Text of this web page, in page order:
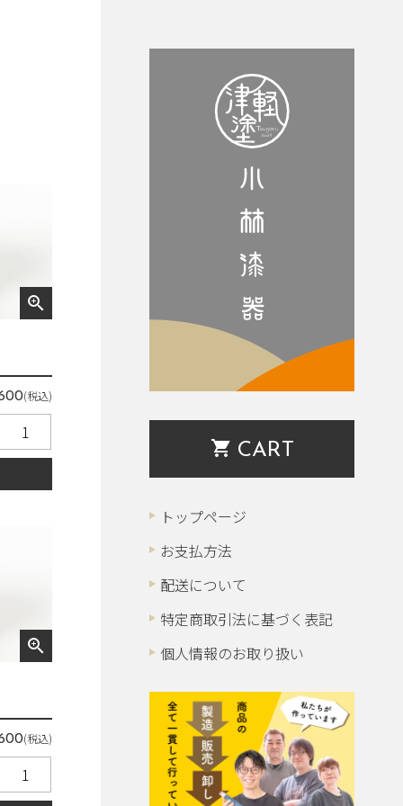
shopping_cart CART
トップページ
お支払方法
配送について
特定商取引法に基づく表記
個人情報のお取り扱い
zoom_in
(税込)
zoom_in
(税込)